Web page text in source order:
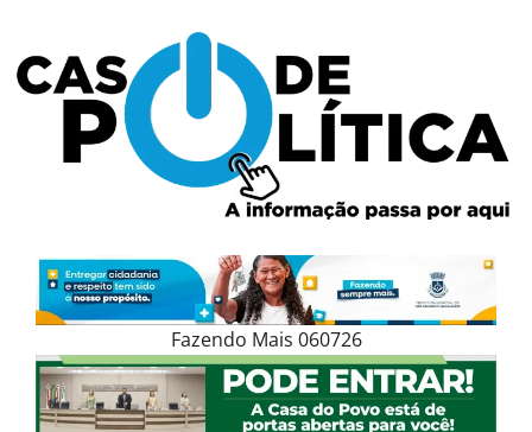
content
Fazendo Mais 060726